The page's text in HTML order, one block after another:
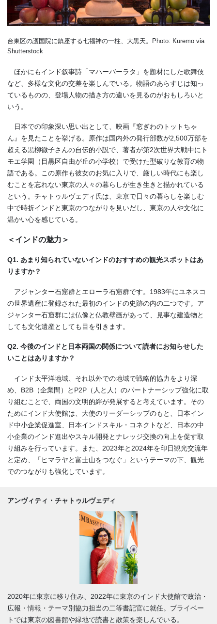
台東区の護国院に鎮座する七福神の一柱、大黒天。Photo: Kuremo via
Shutterstock
ほかにもインド叙事詩「マハーバーラタ」を題材にした歌舞伎
など、多様な文化の交差を楽しんでいる。物語のあらすじは知っ
ているものの、登場人物の描き方の違いを見るのがおもしろいと
いう。
日本での印象深い思い出として、映画『窓ぎわのトットちゃ
ん』を見たことを挙げる。原作は国内外の発行部数が2,500万部を
超える黒柳徹子さんの自伝的小説で、著者が第2次世界大戦中にト
モエ学園（目黒区自由が丘の小学校）で受けた型破りな教育の物
語である。この原作も彼女のお気に入りで、厳しい時代にも楽し
むことを忘れない東京の人々の暮らしが生き生きと描かれている
という。チャトゥルヴェディ氏は、東京で日々の暮らしを楽しむ
中で時折インドと東京のつながりを見いだし、東京の人や文化に
温かい心を感じている。
＜インドの魅力＞
Q1. あまり知られていないインドのおすすめの観光スポットはあ
りますか？
アジャンター石窟群とエローラ石窟群です。1983年にユネスコ
の世界遺産に登録された最初のインドの史跡の内の二つです。ア
ジャンター石窟群には仏像と仏教壁画があって、見事な建造物と
しても文化遺産としても目を引きます。
Q2. 今後のインドと日本両国の関係について読者にお知らせした
いことはありますか？
インド太平洋地域、それ以外での地域で戦略的協力をより深
め、B2B（企業間）とP2P（人と人）のパートナーシップ強化に取
り組むことで、両国の文明的絆が発展すると考えています。その
ためにインド大使館は、大使のリーダーシップのもと、日本イン
ド中小企業促進室、日本インドスキル・コネクトなど、日本の中
小企業のインド進出やスキル開発とナレッジ交換の向上を促す取
り組みを行っています。また、2023年と2024年を印日観光交流年
と定め、「ヒマラヤと富士山をつなぐ」というテーマの下、観光
でのつながりも強化しています。
アンヴィティ・チャトゥルヴェディ
2020年に東京に移り住み、2022年に東京のインド大使館で政治・
広報・情報・テーマ別協力担当の二等書記官に就任。プライベー
トでは東京の図書館や緑地で読書と散策を楽しんでいる。